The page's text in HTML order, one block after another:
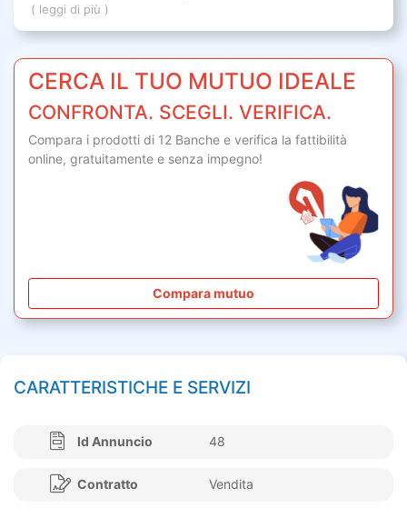
( leggi di più )
CERCA IL TUO MUTUO IDEALE
CONFRONTA. SCEGLI. VERIFICA.
Compara i prodotti di 12 Banche e verifica la fattibilità
online, gratuitamente e senza impegno!
Compara mutuo
CARATTERISTICHE E SERVIZI
Id Annuncio 48
Contratto Vendita